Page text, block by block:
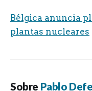
Bélgica anuncia
plantas nucleares
Sobre Pablo